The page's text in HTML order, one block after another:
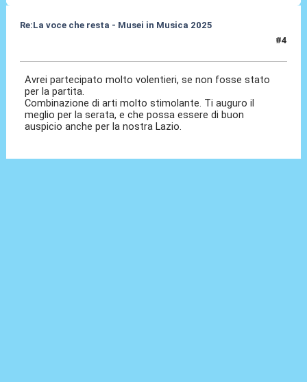
Re:La voce che resta - Musei in Musica 2025
#4
Avrei partecipato molto volentieri, se non fosse stato
per la partita.
Combinazione di arti molto stimolante. Ti auguro il
meglio per la serata, e che possa essere di buon
auspicio anche per la nostra Lazio.